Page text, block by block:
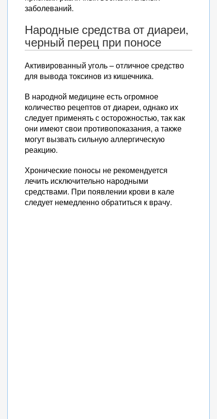
заболеваний.
Народные средства от диареи,
черный перец при поносе
Активированный уголь – отличное средство
для вывода токсинов из кишечника.
В народной медицине есть огромное
количество рецептов от диареи, однако их
следует применять с осторожностью, так как
они имеют свои противопоказания, а также
могут вызвать сильную аллергическую
реакцию.
Хронические поносы не рекомендуется
лечить исключительно народными
средствами. При появлении крови в кале
следует немедленно обратиться к врачу.